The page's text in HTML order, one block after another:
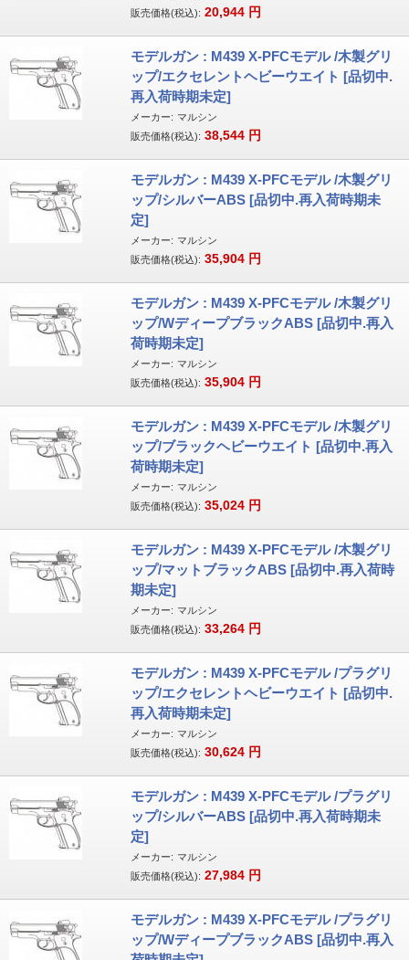
販売価格(税込): 20,944 円
モデルガン : M439 X-PFCモデル /木製グリ
ップ/エクセレントヘビーウエイト [品切中.
再入荷時期未定]
メーカー: マルシン
販売価格(税込): 38,544 円
モデルガン : M439 X-PFCモデル /木製グリ
ップ/シルバーABS [品切中.再入荷時期未
定]
メーカー: マルシン
販売価格(税込): 35,904 円
モデルガン : M439 X-PFCモデル /木製グリ
ップ/WディープブラックABS [品切中.再入
荷時期未定]
メーカー: マルシン
販売価格(税込): 35,904 円
モデルガン : M439 X-PFCモデル /木製グリ
ップ/ブラックヘビーウエイト [品切中.再入
荷時期未定]
メーカー: マルシン
販売価格(税込): 35,024 円
モデルガン : M439 X-PFCモデル /木製グリ
ップ/マットブラックABS [品切中.再入荷時
期未定]
メーカー: マルシン
販売価格(税込): 33,264 円
モデルガン : M439 X-PFCモデル /プラグリ
ップ/エクセレントヘビーウエイト [品切中.
再入荷時期未定]
メーカー: マルシン
販売価格(税込): 30,624 円
モデルガン : M439 X-PFCモデル /プラグリ
ップ/シルバーABS [品切中.再入荷時期未
定]
メーカー: マルシン
販売価格(税込): 27,984 円
モデルガン : M439 X-PFCモデル /プラグリ
ップ/WディープブラックABS [品切中.再入